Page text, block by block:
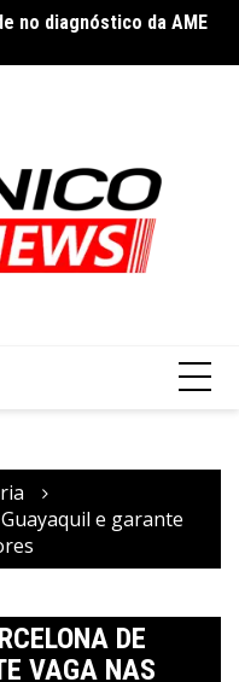
no diagnóstico da AME
e garante
DE
VAGA NAS